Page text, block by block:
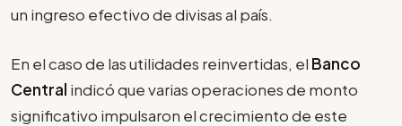
un ingreso efectivo de divisas al país.
En el caso de las utilidades reinvertidas, el Banco
Central indicó que varias operaciones de monto
significativo impulsaron el crecimiento de este